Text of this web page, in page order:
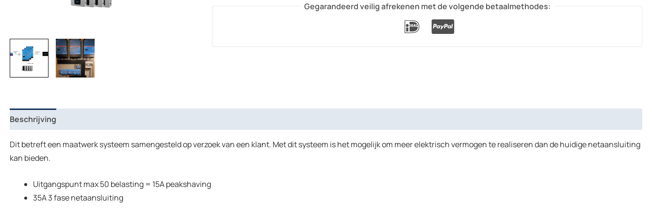
Gegarandeerd veilig afrekenen met de volgende betaalmethodes:
Beschrijving
Dit betreft een maatwerk systeem samengesteld op verzoek van een klant. Met dit systeem is het mogelijk om meer elektrisch vermogen te realiseren dan de huidige netaansluiting
kan bieden.
Uitgangspunt max 50 belasting = 15A peakshaving
35A 3 fase netaansluiting